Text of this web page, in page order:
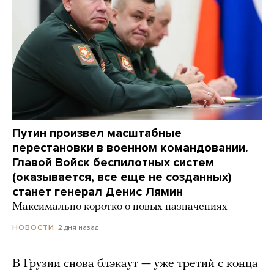
Путин произвел масштабные
перестановки в военном командовании.
Главой Войск беспилотных систем
(оказывается, все еще не созданных)
станет генерал Денис Лямин
Максимально коротко о новых назначениях
НОВОСТИ 2 дня назад
В Грузии снова блэкаут — уже третий с конца